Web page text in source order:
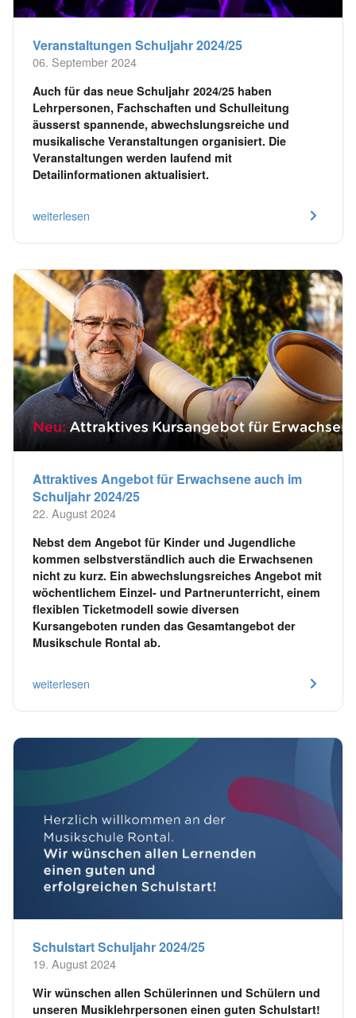
Veranstaltungen Schuljahr 2024/25
06. September 2024
Auch für das neue Schuljahr 2024/25 haben
Lehrpersonen, Fachschaften und Schulleitung
äusserst spannende, abwechslungsreiche und
musikalische Veranstaltungen organisiert. Die
Veranstaltungen werden laufend mit
Detailinformationen aktualisiert.
weiterlesen
Attraktives Angebot für Erwachsene auch im
Schuljahr 2024/25
22. August 2024
Nebst dem Angebot für Kinder und Jugendliche
kommen selbstverständlich auch die Erwachsenen
nicht zu kurz. Ein abwechslungsreiches Angebot mit
wöchentlichem Einzel- und Partnerunterricht, einem
flexiblen Ticketmodell sowie diversen
Kursangeboten runden das Gesamtangebot der
Musikschule Rontal ab.
weiterlesen
Schulstart Schuljahr 2024/25
19. August 2024
Wir wünschen allen Schülerinnen und Schülern und
unseren Musiklehrpersonen einen guten Schulstart!